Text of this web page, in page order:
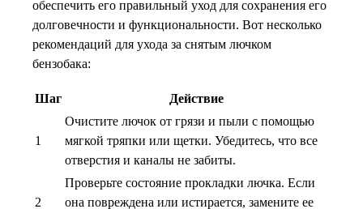
обеспечить его правильный уход для сохранения его
долговечности и функциональности. Вот несколько
рекомендаций для ухода за снятым лючком
бензобака:
Шаг Действие
1
Очистите лючок от грязи и пыли с помощью
мягкой тряпки или щетки. Убедитесь, что все
отверстия и каналы не забиты.
2
Проверьте состояние прокладки лючка. Если
она повреждена или истирается, замените ее